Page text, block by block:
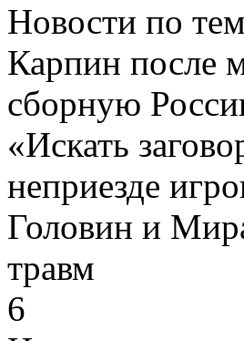
Новости по
Карпин после
сборную
«Искать
неприезде
Головин и
травм
6